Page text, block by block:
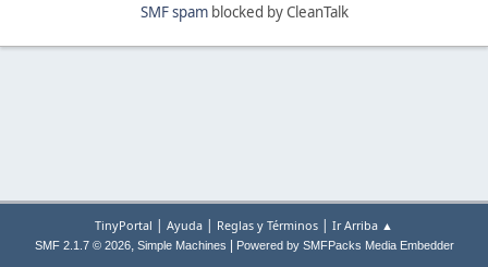
SMF spamblocked by CleanTalk
TinyPortal | Ayuda | Reglas y Términos | Ir Arriba ▲
SMF 2.1.7 © 2026, Simple Machines Powered by SMFPacks Media Embedder